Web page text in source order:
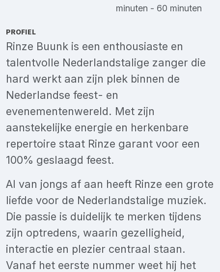
minuten - 60 minuten
PROFIEL
Rinze Buunk is een enthousiaste en
talentvolle Nederlandstalige zanger die
hard werkt aan zijn plek binnen de
Nederlandse feest- en
evenementenwereld. Met zijn
aanstekelijke energie en herkenbare
repertoire staat Rinze garant voor een
100% geslaagd feest.
Al van jongs af aan heeft Rinze een grote
liefde voor de Nederlandstalige muziek.
Die passie is duidelijk te merken tijdens
zijn optredens, waarin gezelligheid,
interactie en plezier centraal staan.
Vanaf het eerste nummer weet hij het